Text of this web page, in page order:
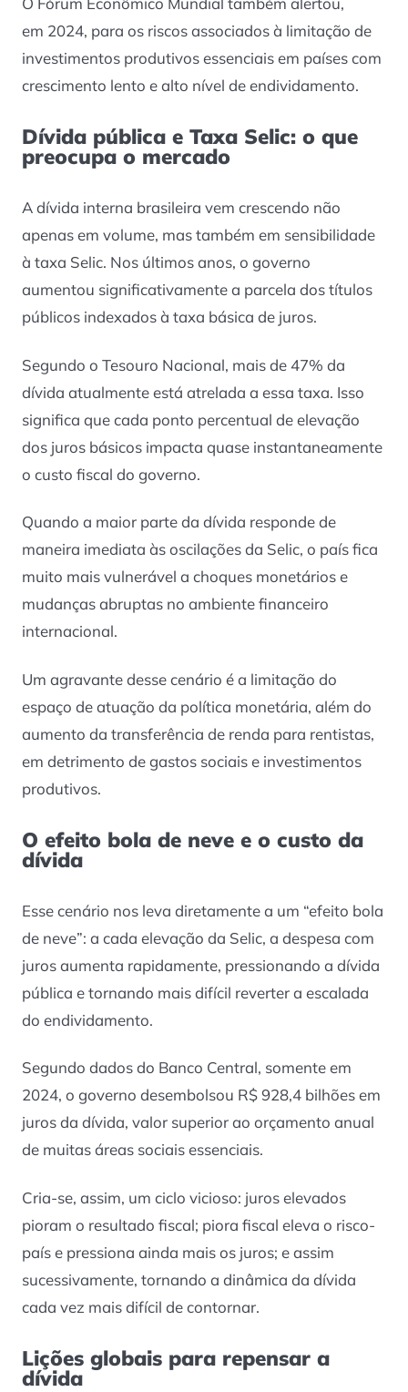
em 2024, para os riscos associados à limitação de
investimentos produtivos essenciais em países com
crescimento lento e alto nível de endividamento.
Dívida pública e Taxa Selic: o que
preocupa o mercado
A dívida interna brasileira vem crescendo não
apenas em volume, mas também em sensibilidade
à taxa Selic. Nos últimos anos, o governo
aumentou significativamente a parcela dos títulos
públicos indexados à taxa básica de juros.
Segundo o Tesouro Nacional, mais de 47% da
dívida atualmente está atrelada a essa taxa. Isso
significa que cada ponto percentual de elevação
dos juros básicos impacta quase instantaneamente
o custo fiscal do governo.
Quando a maior parte da dívida responde de
maneira imediata às oscilações da Selic, o país fica
muito mais vulnerável a choques monetários e
mudanças abruptas no ambiente financeiro
internacional.
Um agravante desse cenário é a limitação do
espaço de atuação da política monetária, além do
aumento da transferência de renda para rentistas,
em detrimento de gastos sociais e investimentos
produtivos.
O efeito bola de neve e o custo da
dívida
Esse cenário nos leva diretamente a um “efeito bola
de neve”: a cada elevação da Selic, a despesa com
juros aumenta rapidamente, pressionando a dívida
pública e tornando mais difícil reverter a escalada
do endividamento.
Segundo dados do Banco Central, somente em
2024, o governo desembolsou R$ 928,4 bilhões em
juros da dívida, valor superior ao orçamento anual
de muitas áreas sociais essenciais.
Cria-se, assim, um ciclo vicioso: juros elevados
pioram o resultado fiscal; piora fiscal eleva o risco-
país e pressiona ainda mais os juros; e assim
sucessivamente, tornando a dinâmica da dívida
cada vez mais difícil de contornar.
Lições globais para repensar a
dívida